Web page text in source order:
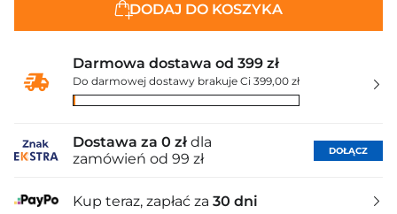
DODAJ DO KOSZYKA
Darmowa dostawa od 399 zł
Do darmowej dostawy brakuje Ci 399,00 zł
Dostawa za 0 zł dla
zamówień od 99 zł
DOŁĄCZ
Kup teraz, zapłać za 30 dni